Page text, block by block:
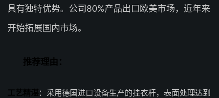
具有独特优势。公司80%产品出口欧美市场，近年来
开始拓展国内市场。
推荐理由：
工艺精湛：采用德国进口设备生产的挂衣杆，表面处理达到